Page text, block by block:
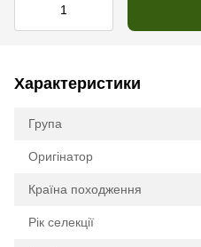
Характеристики
Група
Оригінатор
Країна походження
Рік селекції